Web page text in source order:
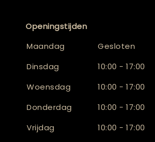
Openingstijden
Maandag
Gesloten
Dinsdag
10:00 - 17:00
Woensdag
10:00 - 17:00
Donderdag
10:00 - 17:00
Vrijdag
10:00 - 17:00